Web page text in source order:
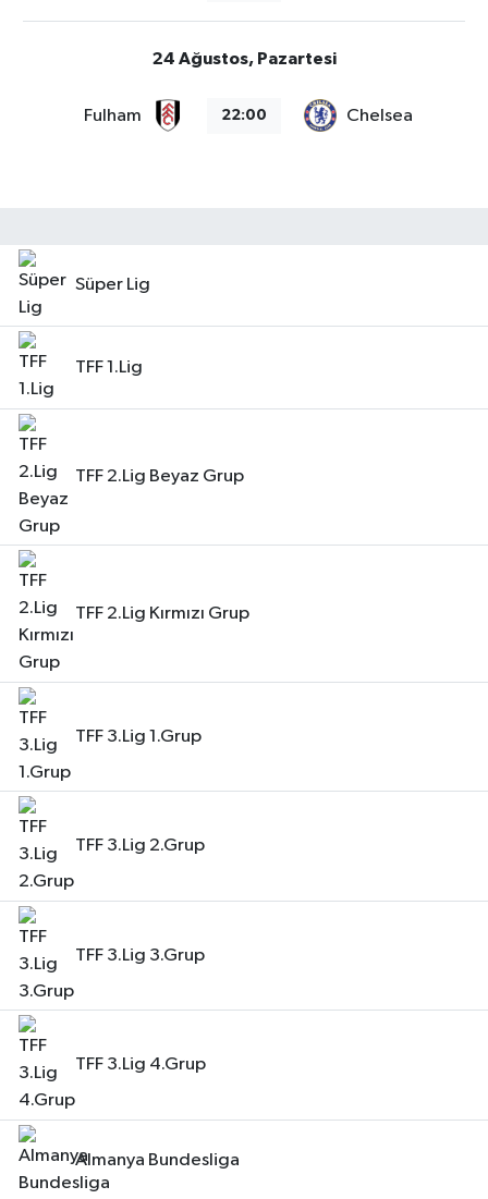
24 Ağustos, Pazartesi
Fulham 22:00 Chelsea
Süper Lig
TFF 1.Lig
TFF 2.Lig Beyaz Grup
TFF 2.Lig Kırmızı Grup
TFF 3.Lig 1.Grup
TFF 3.Lig 2.Grup
TFF 3.Lig 3.Grup
TFF 3.Lig 4.Grup
Almanya Bundesliga